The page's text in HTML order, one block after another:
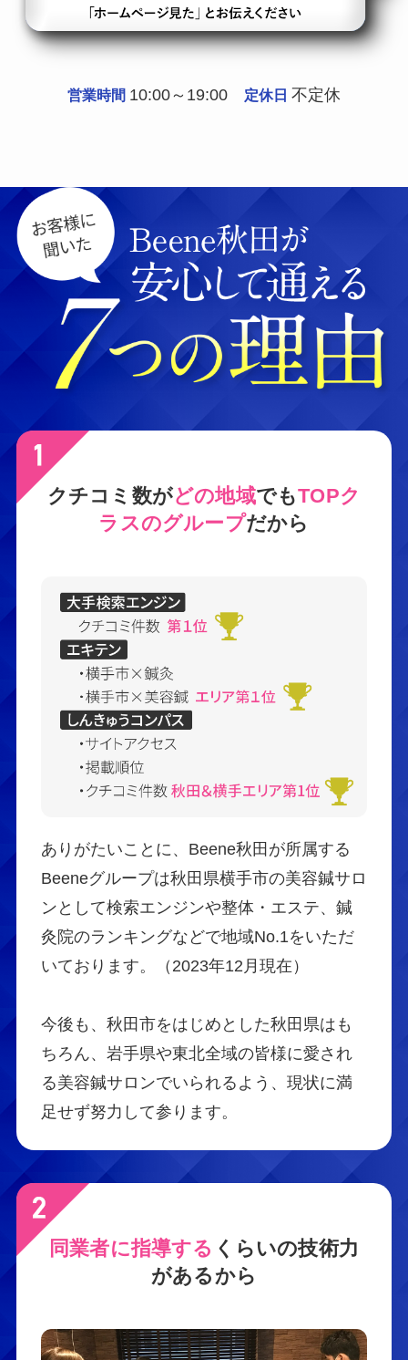
営業時間 10:00～19:00 定休日 不定休
クチコミ数がどの地域でもTOPク
ラスのグループだから
ありがたいことに、Beene秋田が所属する
Beeneグループは秋田県横手市の美容鍼サロ
ンとして検索エンジンや整体・エステ、鍼
灸院のランキングなどで地域No.1をいただ
いております。（2023年12月現在）
今後も、秋田市をはじめとした秋田県はも
ちろん、岩手県や東北全域の皆様に愛され
る美容鍼サロンでいられるよう、現状に満
足せず努力して参ります。
同業者に指導する くらいの技術力
があるから